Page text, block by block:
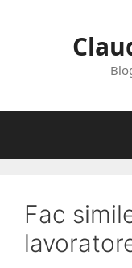
Fac